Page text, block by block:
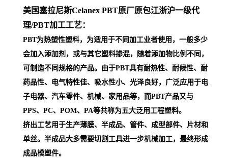
美国塞拉尼斯Celanex PBT原厂原包江浙沪一级代
理/PBT加工工艺：
PBT为热塑性塑料，为适用于不同加工业者使用，一般多少
会加入添加剂，或与其它塑料掺混，随着添加物比例不同，
可制造不同规格的产品。由于PBT具有耐热性、耐候性、耐
药品性、电气特性佳、吸水性小、光泽良好，广泛应用于电
子电器、汽车零件、机械、家用品等，而PBT产品又与
PPS、PC、POM、PA等共称为五大泛用工程塑料。
挤出工艺用于生产薄膜、半成品、管件、成型部件、片材和
单丝。半成品大多需要切割工具进一步机械加工，最终形成
成品模塑件。